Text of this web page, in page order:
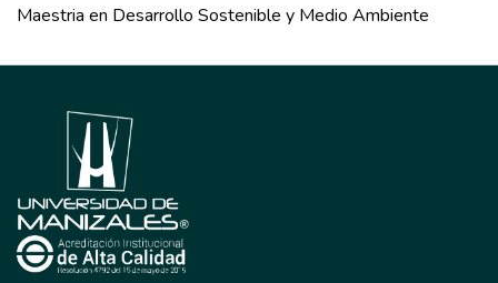
Maestria en Desarrollo Sostenible y Medio Ambiente